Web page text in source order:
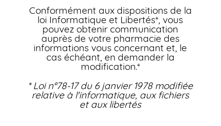
Conformément aux dispositions de la
loi Informatique et Libertés*, vous
pouvez obtenir communication
auprès de votre pharmacie des
informations vous concernant et, le
cas échéant, en demander la
modification.*
* Loi n°78-17 du 6 janvier 1978 modifiée
relative à l'informatique, aux fichiers
et aux libertés